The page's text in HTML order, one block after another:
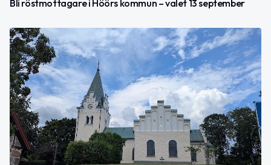
Bli röstmottagare i Höörs kommun – valet 13 september